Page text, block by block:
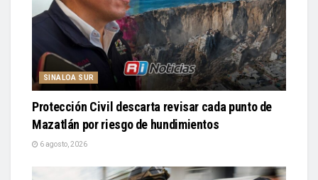
SINALOA SUR
Protección Civil descarta revisar cada punto de
Mazatlán por riesgo de hundimientos
6 agosto, 2026